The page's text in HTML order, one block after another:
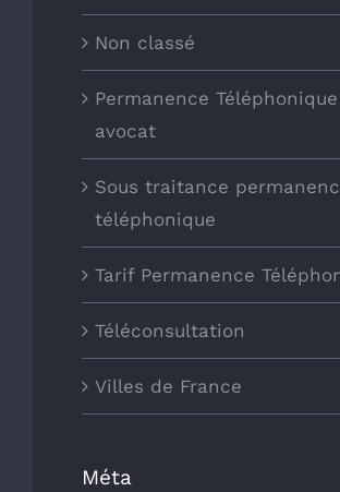
Non classé
Permanence Téléphonique
avocat
Sous traitance
téléphonique
Tarif Permanence
Téléconsultation
Villes de France
Méta